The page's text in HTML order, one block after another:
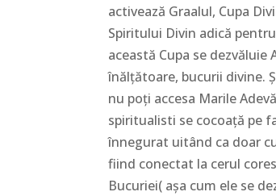
activează Graalul, Cupa
Spiritului Divin adică
această Cupa se dezvăluie
înălțătoare, bucurii divine.
nu poți accesa Marile
spiritualisti se cocoață pe
înnegurat uitând ca doar
fiind conectat la cerul
Bucuriei( așa cum ele se